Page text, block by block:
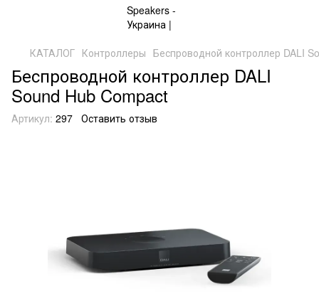
КАТАЛОГ Контроллеры Беспроводной контроллер DALI
Беспроводной контроллер DALI
Sound Hub Compact
Артикул: 297 Оставить отзыв